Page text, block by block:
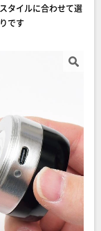
タイルに合わせて選
です